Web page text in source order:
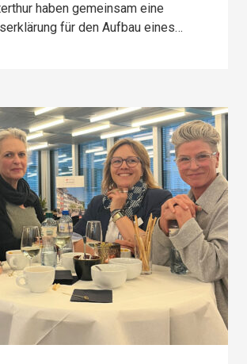
haben gemeinsam eine
für den Aufbau eines…